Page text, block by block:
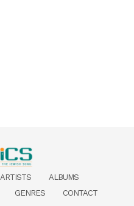
ARTISTS
ALBUMS
GENRES CONTACT